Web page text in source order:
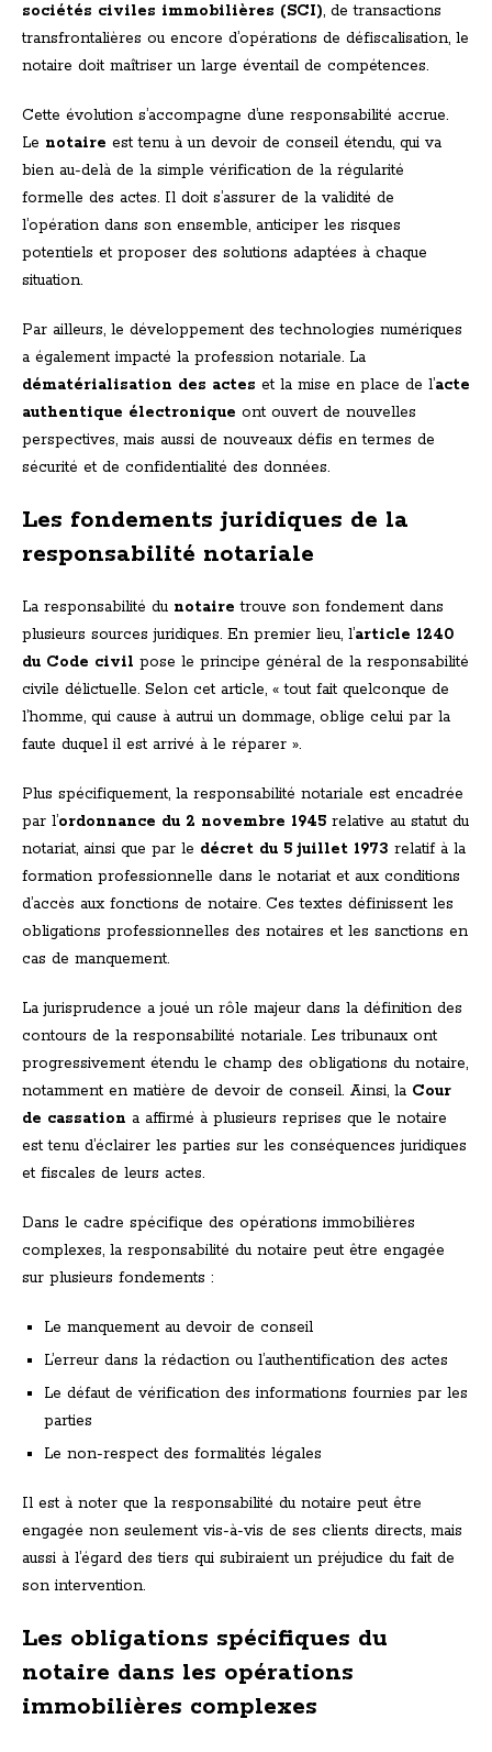
sociétés civiles immobilières (SCI), de transactions
transfrontalières ou encore d’opérations de défiscalisation, le
notaire doit maîtriser un large éventail de compétences.
Cette évolution s’accompagne d’une responsabilité accrue.
Le notaire est tenu à un devoir de conseil étendu, qui va
bien au-delà de la simple vérification de la régularité
formelle des actes. Il doit s’assurer de la validité de
l’opération dans son ensemble, anticiper les risques
potentiels et proposer des solutions adaptées à chaque
situation.
Par ailleurs, le développement des technologies numériques
a également impacté la profession notariale. La
dématérialisation des actes et la mise en place de l’acte
authentique électronique ont ouvert de nouvelles
perspectives, mais aussi de nouveaux défis en termes de
sécurité et de confidentialité des données.
Les fondements juridiques de la
responsabilité notariale
La responsabilité du notaire trouve son fondement dans
plusieurs sources juridiques. En premier lieu, l’article 1240
du Code civil pose le principe général de la responsabilité
civile délictuelle. Selon cet article, « tout fait quelconque de
l’homme, qui cause à autrui un dommage, oblige celui par la
faute duquel il est arrivé à le réparer ».
Plus spécifiquement, la responsabilité notariale est encadrée
par l’ordonnance du 2 novembre 1945 relative au statut du
notariat, ainsi que par le décret du 5 juillet 1973 relatif à la
formation professionnelle dans le notariat et aux conditions
d’accès aux fonctions de notaire. Ces textes définissent les
obligations professionnelles des notaires et les sanctions en
cas de manquement.
La jurisprudence a joué un rôle majeur dans la définition des
contours de la responsabilité notariale. Les tribunaux ont
progressivement étendu le champ des obligations du notaire,
notamment en matière de devoir de conseil. Ainsi, la Cour
de cassation a affirmé à plusieurs reprises que le notaire
est tenu d’éclairer les parties sur les conséquences juridiques
et fiscales de leurs actes.
Dans le cadre spécifique des opérations immobilières
complexes, la responsabilité du notaire peut être engagée
sur plusieurs fondements :
Le manquement au devoir de conseil
L’erreur dans la rédaction ou l’authentification des actes
Le défaut de vérification des informations fournies par les
parties
Le non-respect des formalités légales
Il est à noter que la responsabilité du notaire peut être
engagée non seulement vis-à-vis de ses clients directs, mais
aussi à l’égard des tiers qui subiraient un préjudice du fait de
son intervention.
Les obligations spécifiques du
notaire dans les opérations
immobilières complexes